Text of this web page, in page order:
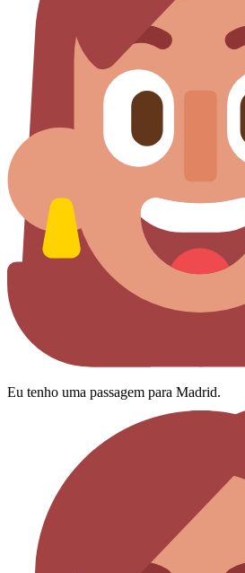
Eu tenho uma passagem para Madrid.